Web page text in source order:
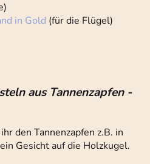
in Gold (für die Flügel)
aus Tannenzapfen -
den Tannenzapfen z.B. in
Gesicht auf die Holzkugel.